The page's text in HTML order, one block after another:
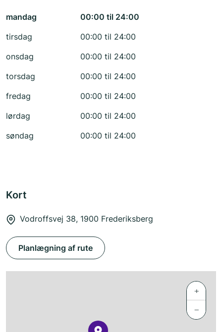
mandag
00:00 til 24:00
tirsdag
00:00 til 24:00
onsdag
00:00 til 24:00
torsdag
00:00 til 24:00
fredag
00:00 til 24:00
lørdag
00:00 til 24:00
søndag
00:00 til 24:00
Kort
Vodroffsvej 38, 1900 Frederiksberg
Planlægning af rute
+
−